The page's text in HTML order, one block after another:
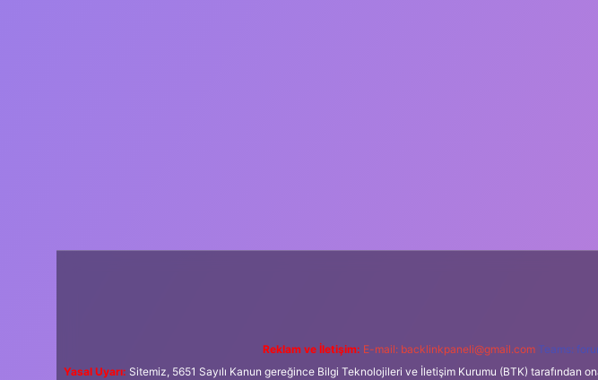
Reklam ve İletişim: E-mail: backlinkpaneli@gmail.com Teams:
Yasal Uyarı: Sitemiz, 5651 Sayılı Kanun gereğince Bilgi Teknolojileri ve İletişim Kurumu (BTK)